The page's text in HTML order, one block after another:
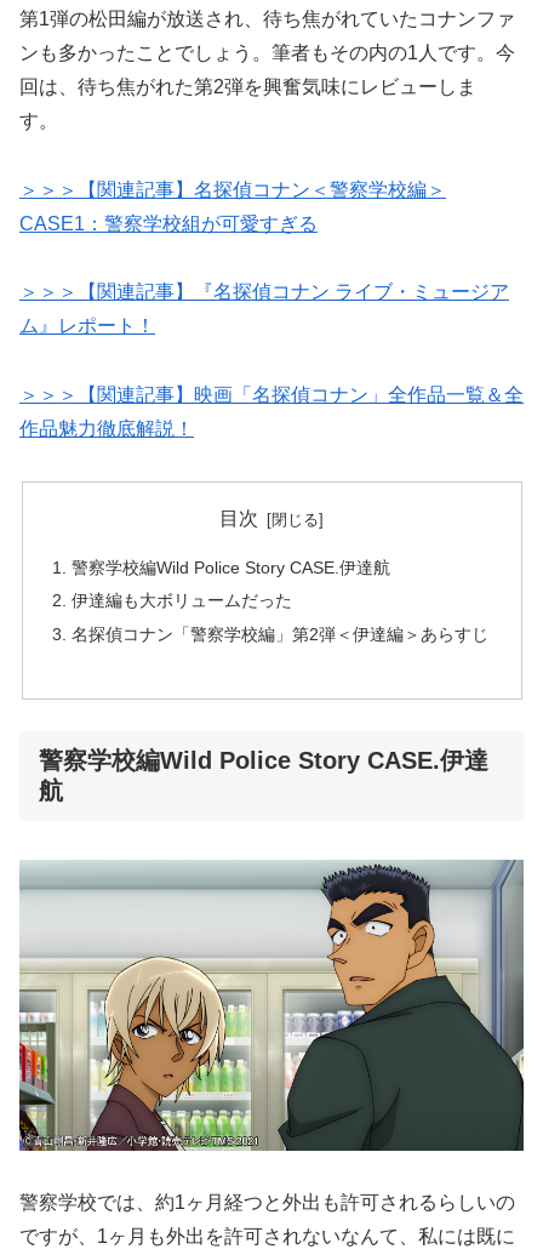
第1弾の松田編が放送され、待ち焦がれていたコナンファ
ンも多かったことでしょう。筆者もその内の1人です。今
回は、待ち焦がれた第2弾を興奮気味にレビューしま
す。
＞＞＞【関連記事】名探偵コナン＜警察学校編＞
CASE1：警察学校組が可愛すぎる
＞＞＞【関連記事】『名探偵コナン ライブ・ミュージア
ム』レポート！
＞＞＞【関連記事】映画「名探偵コナン」全作品一覧＆全
作品魅力徹底解説！
目次
警察学校編Wild Police Story CASE.伊達航
伊達編も大ボリュームだった
名探偵コナン「警察学校編」第2弾＜伊達編＞あらすじ
警察学校編Wild Police Story CASE.伊達
航
警察学校では、約1ヶ月経つと外出も許可されるらしいの
ですが、1ヶ月も外出を許可されないなんて、私には既に